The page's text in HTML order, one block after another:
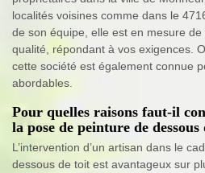
localités voisines comme dans le
de son équipe, elle est en mesure
qualité, répondant à vos exigences.
cette société est également connue
abordables.
Pour quelles raisons faut-il
la pose de peinture de dessous
L’intervention d’un artisan dans le
dessous de toit est avantageux sur